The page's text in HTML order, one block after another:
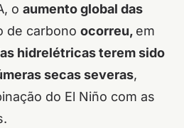
o aumento global das
de carbono ocorreu, em
hidrelétricas terem sido
secas severas,
do El Niño com as